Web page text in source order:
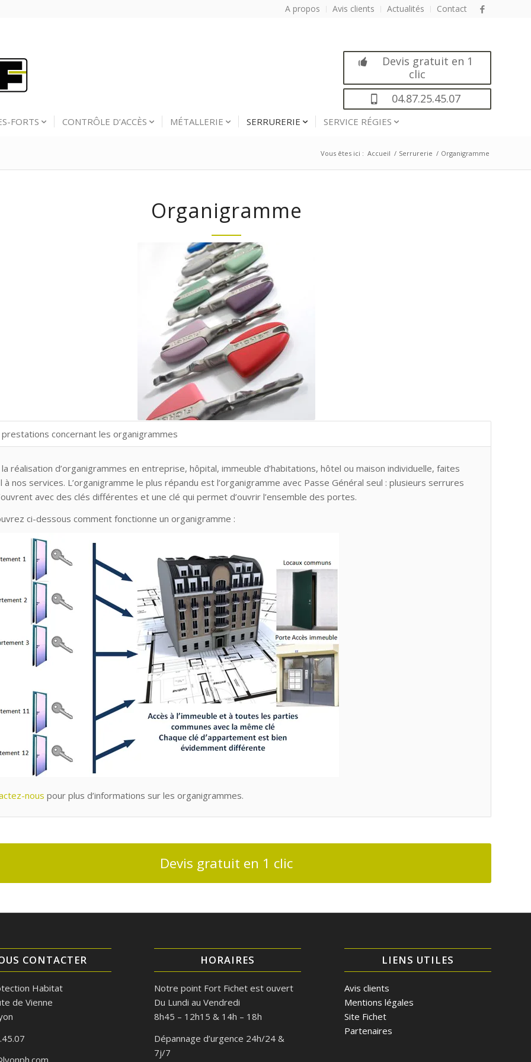
A propos Avis clients Actualités Contact
Devis gratuit en 1
clic
04.87.25.45.07
FORTS CONTRÔLE D’ACCÈS MÉTALLERIE SERRURERIE SERVICE RÉGIES
Vous êtes ici : Accueil / Serrurerie / Organigramme
Organigramme
concernant les organigrammes
réalisation d’organigrammes en entreprise, hôpital, immeuble d’habitations, hôtel ou maison individuelle, faites
à nos services. L’organigramme le plus répandu est l’organigramme avec Passe Général seul : plusieurs serrures
avec des clés différentes et une clé qui permet d’ouvrir l’ensemble des portes.
ci-dessous comment fonctionne un organigramme :
nous pour plus d’informations sur les organigrammes.
Devis gratuit en 1 clic
CONTACTER
Habitat
de Vienne
HORAIRES
Notre point Fort Fichet est ouvert
Du Lundi au Vendredi
8h45 – 12h15 & 14h – 18h
Dépannage d’urgence 24h/24 &
7j/7
LIENS UTILES
Avis clients
Mentions légales
Site Fichet
Partenaires